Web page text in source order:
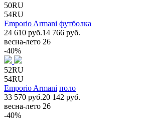
50RU
54RU
Emporio Armani футболка
24 610 руб.14 766 руб.
весна-лето 26
-40%
52RU
54RU
Emporio Armani поло
33 570 руб.20 142 руб.
весна-лето 26
-40%